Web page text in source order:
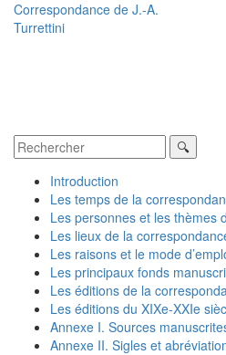
Correspondance de J.-A.
Turrettini
Introduction
Les temps de la
Les personnes et les thèmes
Les lieux de la
Les raisons et le mode
Les principaux fonds
Les éditions de la
Les éditions du XIXe-XXIe
Annexe I. Sources
Annexe II. Sigles et